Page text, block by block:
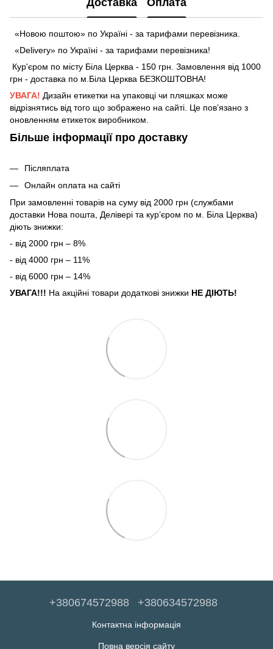
Доставка Оплата
«Новою поштою» по Україні - за тарифами перевізника.
«Delivery» по Україні - за тарифами перевізника!
Кур'єром по місту Біла Церква - 150 грн. Замовлення від 1000
грн - доставка по м.Біла Церква БЕЗКОШТОВНА!
УВАГА! Дизайн етикетки на упаковці чи пляшках може
відрізнятись від того що зображено на сайті. Це пов’язано з
оновленням етикеток виробником.
Більше інформації про доставку
Післяплата
Онлайн оплата на сайті
При замовленні товарів на суму від 2000 грн (службами
доставки Нова пошта, Делівері та кур’єром по м. Біла Церква)
діють знижки:
- від 2000 грн – 8%
- від 4000 грн – 11%
- від 6000 грн – 14%
УВАГА!!! На акційні товари додаткові знижки НЕ ДІЮТЬ!
+380674572988 +380634572988
Контактна інформація
Повна версія сайту